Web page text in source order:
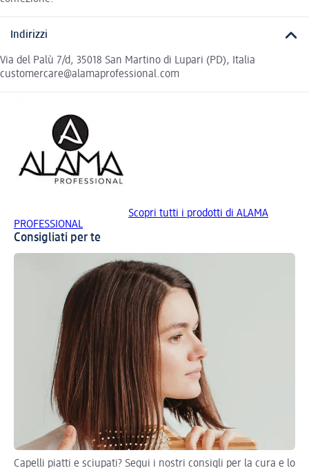
Indirizzi
Via del Palù 7/d, 35018 San Martino di Lupari (PD), Italia
customercare@alamaprofessional.com
Scopri tutti i prodotti di ALAMA
PROFESSIONAL
Consigliati per te
Capelli piatti e sciupati? Segui i nostri consigli per la cura e lo